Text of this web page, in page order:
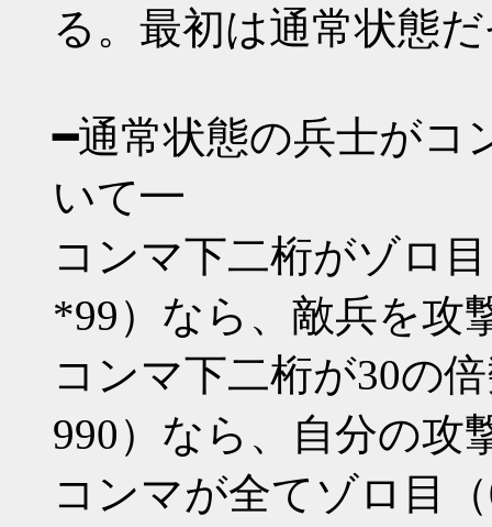
る。最初は通常状態
━通常状態の兵士がコ
いて━
コンマ下二桁がゾロ
*99）なら、敵兵を攻
コンマ下二桁が30の
990）なら、自分の攻
コンマが全てゾロ目（